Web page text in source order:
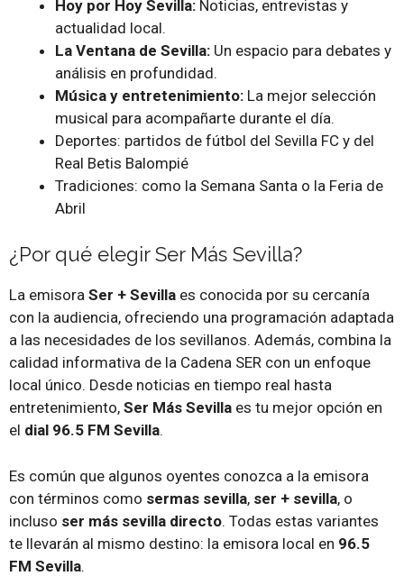
Hoy por Hoy Sevilla: Noticias, entrevistas y
actualidad local.
La Ventana de Sevilla: Un espacio para debates y
análisis en profundidad.
Música y entretenimiento: La mejor selección
musical para acompañarte durante el día.
Deportes: partidos de fútbol del Sevilla FC y del
Real Betis Balompié
Tradiciones: como la Semana Santa o la Feria de
Abril
¿Por qué elegir Ser Más Sevilla?
La emisora Ser + Sevilla es conocida por su cercanía
con la audiencia, ofreciendo una programación adaptada
a las necesidades de los sevillanos. Además, combina la
calidad informativa de la Cadena SER con un enfoque
local único. Desde noticias en tiempo real hasta
entretenimiento, Ser Más Sevilla es tu mejor opción en
el dial 96.5 FM Sevilla.
Es común que algunos oyentes conozca a la emisora
con términos como sermas sevilla, ser + sevilla, o
incluso ser más sevilla directo. Todas estas variantes
te llevarán al mismo destino: la emisora local en 96.5
FM Sevilla.